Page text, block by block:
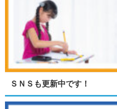
ＳＮＳも更新中です！